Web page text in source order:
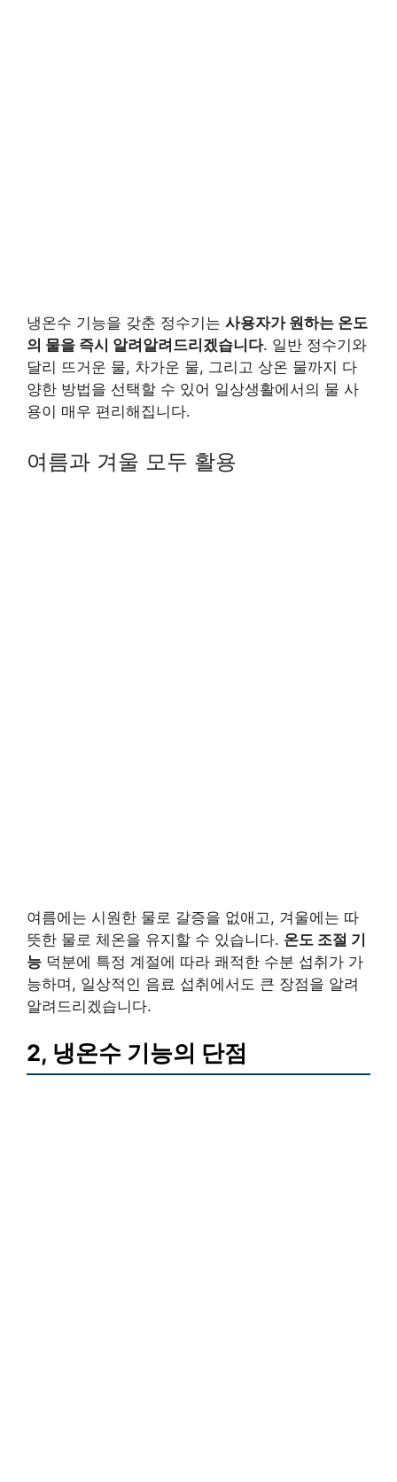
냉온수 기능을 갖춘 정수기는 사용자가 원하는 온도
의 물을 즉시 알려알려드리겠습니다. 일반 정수기와
달리 뜨거운 물, 차가운 물, 그리고 상온 물까지 다
양한 방법을 선택할 수 있어 일상생활에서의 물 사
용이 매우 편리해집니다.
여름과 겨울 모두 활용
여름에는 시원한 물로 갈증을 없애고, 겨울에는 따
뜻한 물로 체온을 유지할 수 있습니다. 온도 조절 기
능 덕분에 특정 계절에 따라 쾌적한 수분 섭취가 가
능하며, 일상적인 음료 섭취에서도 큰 장점을 알려
알려드리겠습니다.
2, 냉온수 기능의 단점